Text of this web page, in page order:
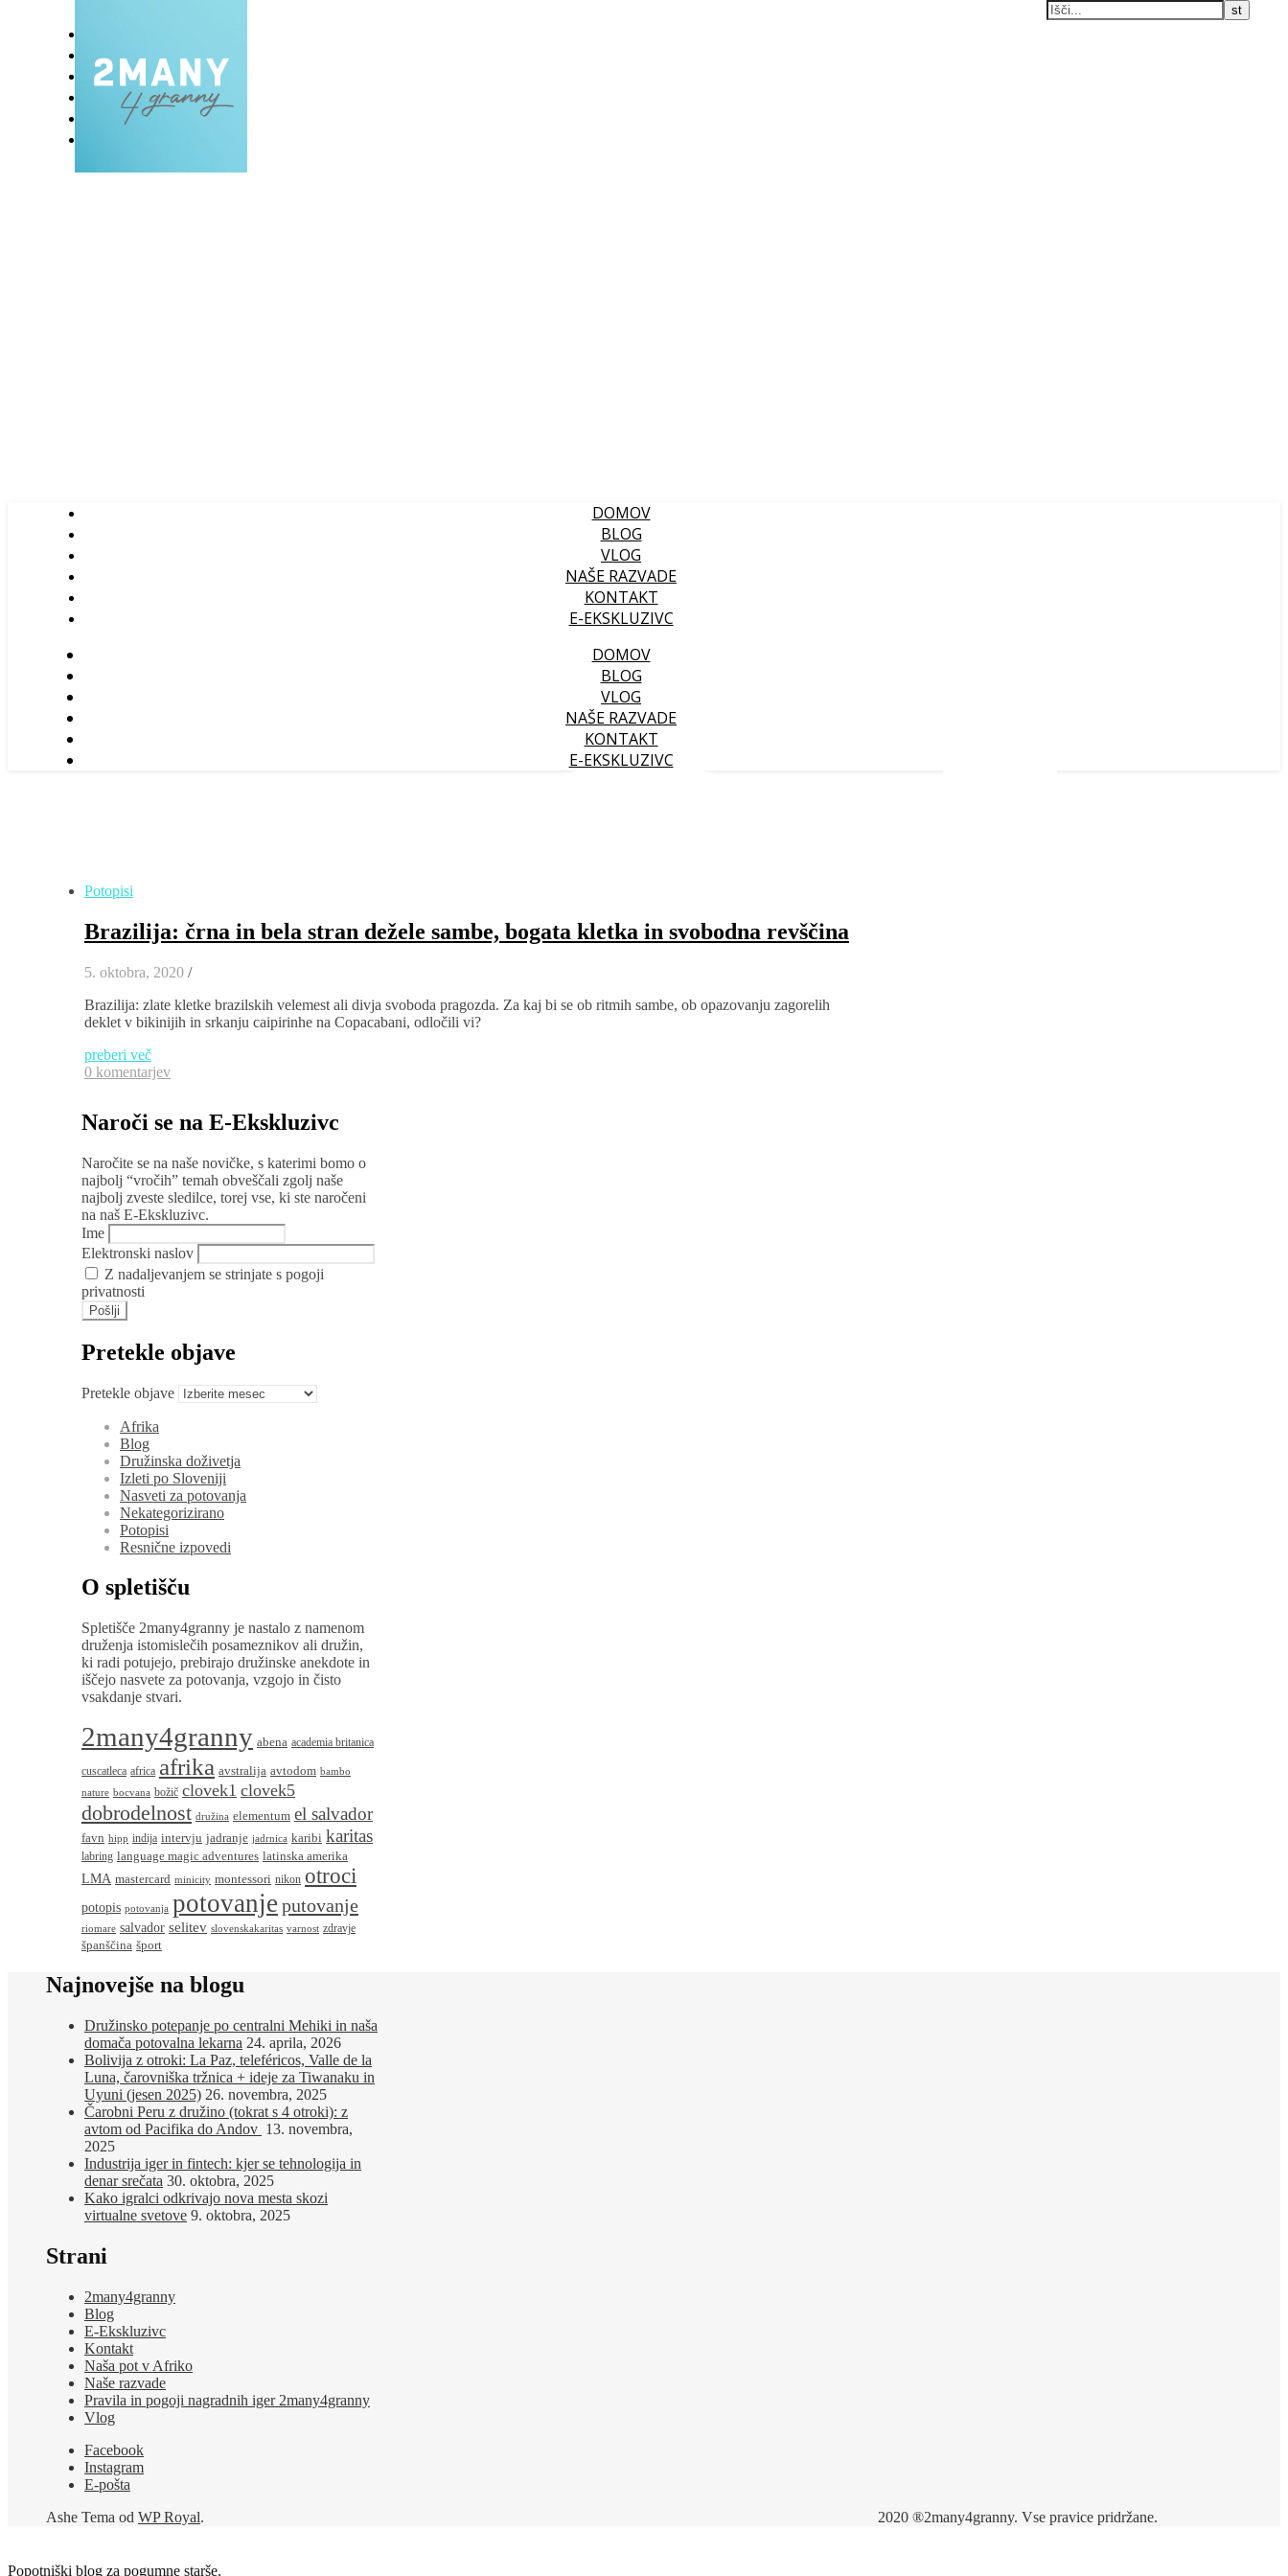
BLOG
VLOG
NAŠE RAZVADE
KONTAKT
Popotniški blog za pogumne starše.
DOMOV
BLOG
VLOG
NAŠE RAZVADE
KONTAKT
E-EKSKLUZIVC
DOMOV
BLOG
VLOG
NAŠE RAZVADE
KONTAKT
E-EKSKLUZIVC
Potopisi
Brazilija: črna in bela stran dežele sambe, bogata kletka in svobodna revščina
5. oktobra, 2020 /
Brazilija: zlate kletke brazilskih velemest ali divja svoboda pragozda. Za kaj bi se ob ritmih sambe, ob opazovanju zagorelih
deklet v bikinijih in srkanju caipirinhe na Copacabani, odločili vi?
preberi več
0 komentarjev
Naroči se na E-Ekskluzivc
Naročite se na naše novičke, s katerimi bomo o
najbolj “vročih” temah obveščali zgolj naše
najbolj zveste sledilce, torej vse, ki ste naročeni
na naš E-Ekskluzivc.
Ime
Elektronski naslov
Z nadaljevanjem se strinjate s pogoji
privatnosti
Pretekle objave
Pretekle objave
Afrika
Blog
Družinska doživetja
Izleti po Sloveniji
Nasveti za potovanja
Nekategorizirano
Potopisi
Resnične izpovedi
O spletišču
Spletišče 2many4granny je nastalo z namenom
druženja istomislečih posameznikov ali družin,
ki radi potujejo, prebirajo družinske anekdote in
iščejo nasvete za potovanja, vzgojo in čisto
vsakdanje stvari.
2many4granny abena academia britanica
cuscatleca africa afrika avstralija avtodom bambo
nature bocvana božič clovek1 clovek5
dobrodelnost družina elementum el salvador
favn hipp indija intervju jadranje jadrnica karibi karitas
labring language magic adventures latinska amerika
LMA mastercard minicity montessori nikon otroci
potopis potovanja potovanje putovanje
riomare salvador selitev slovenskakaritas varnost zdravje
španščina šport
Najnovejše na blogu
Družinsko potepanje po centralni Mehiki in naša
domača potovalna lekarna 24. aprila, 2026
Bolivija z otroki: La Paz, teleféricos, Valle de la
Luna, čarovniška tržnica + ideje za Tiwanaku in
Uyuni (jesen 2025) 26. novembra, 2025
Čarobni Peru z družino (tokrat s 4 otroki): z
avtom od Pacifika do Andov 13. novembra,
2025
Industrija iger in fintech: kjer se tehnologija in
denar srečata 30. oktobra, 2025
Kako igralci odkrivajo nova mesta skozi
virtualne svetove 9. oktobra, 2025
Strani
2many4granny
Blog
E-Ekskluzivc
Kontakt
Naša pot v Afriko
Naše razvade
Pravila in pogoji nagradnih iger 2many4granny
Vlog
Facebook
Instagram
E-pošta
2020 ®2many4granny. Vse pravice pridržane.
Ashe Tema od WP Royal.